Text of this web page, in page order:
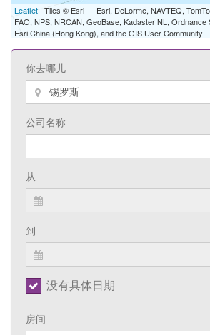
Leaflet | Tiles © Esri — Esri, DeLorme, NAVTEQ,
FAO, NPS, NRCAN, GeoBase, Kadaster NL, Ordnance
Esri China (Hong Kong), and the GIS User Community
你去哪儿
公司名称
从
到
没有具体日期
房间